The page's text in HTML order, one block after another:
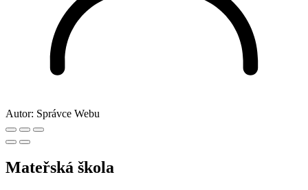
Autor: Správce Webu
Mateřská škola